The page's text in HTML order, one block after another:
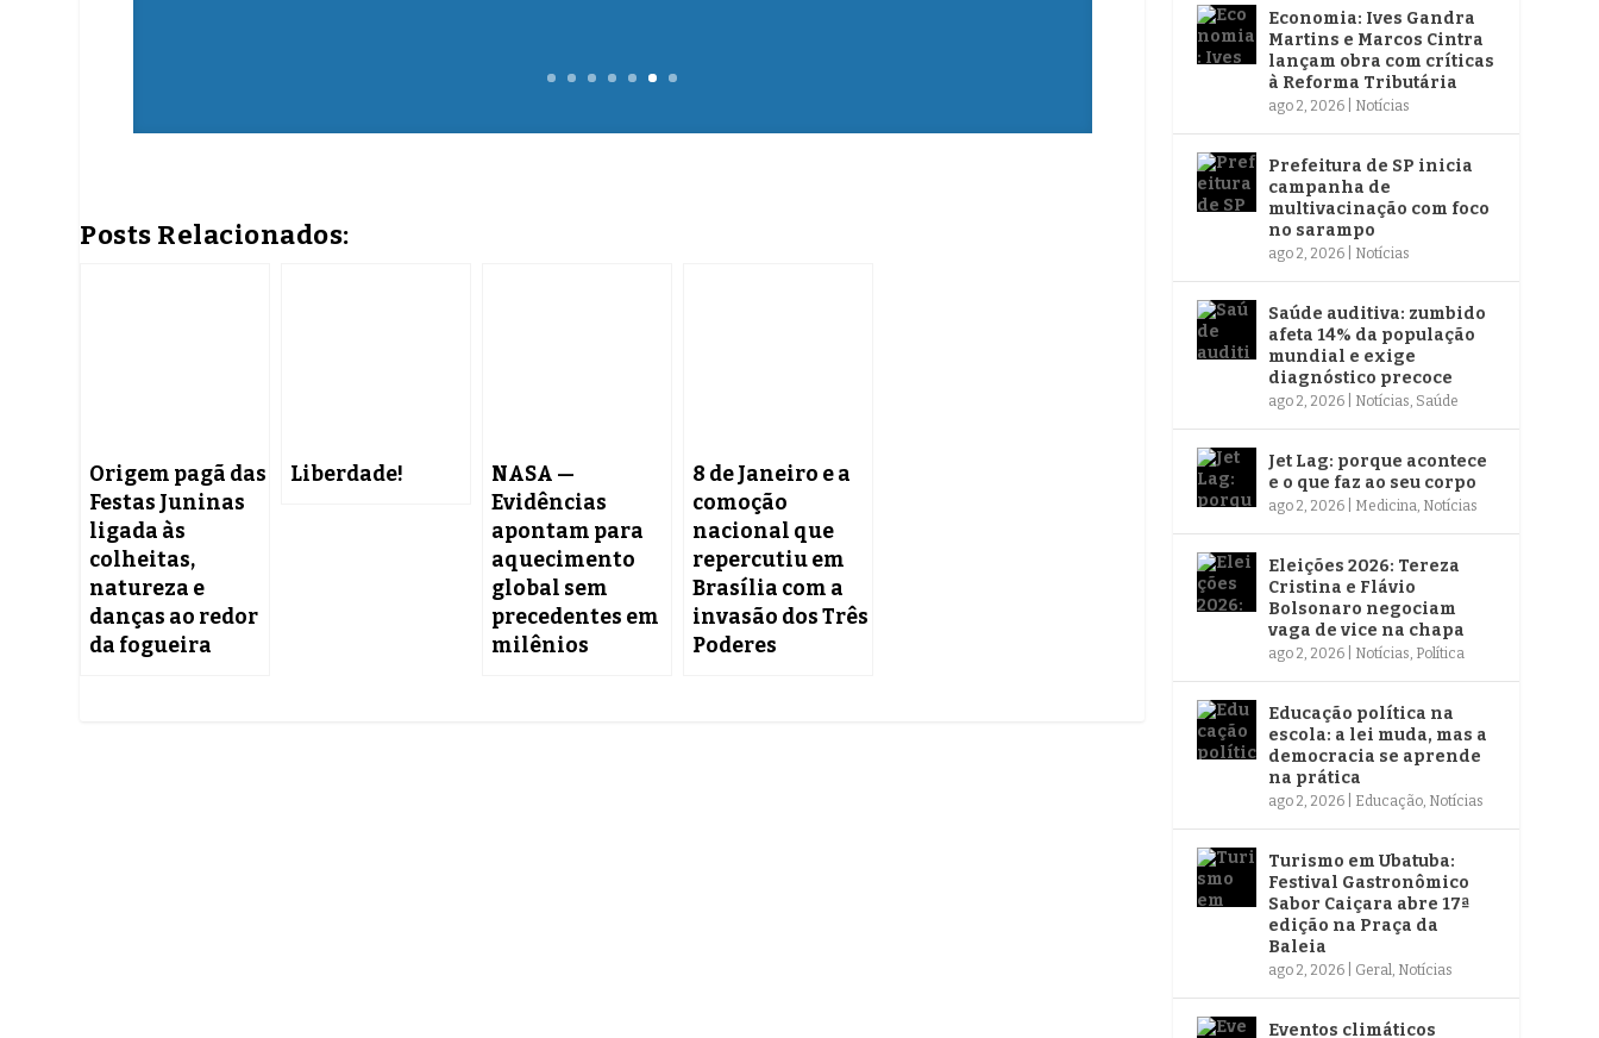
Posts Relacionados:
Origem pagã das
Festas Juninas
ligada às
colheitas,
natureza e
danças ao redor
da fogueira
Liberdade!
NASA —
Evidências
apontam para
aquecimento
global sem
precedentes em
milênios
8 de Janeiro e a
comoção
nacional que
repercutiu em
Brasília com a
invasão dos Três
Poderes
Economia: Ives Gandra
Martins e Marcos Cintra
lançam obra com críticas
à Reforma Tributária
ago 2, 2026 Notícias
Prefeitura de SP inicia
campanha de
multivacinação com foco
no sarampo
ago 2, 2026 Notícias
Saúde auditiva: zumbido
afeta 14% da população
mundial e exige
diagnóstico precoce
ago 2, 2026 Notícias, Saúde
Jet Lag: porque acontece
e o que faz ao seu corpo
ago 2, 2026 Medicina, Notícias
Eleições 2026: Tereza
Cristina e Flávio
Bolsonaro negociam
vaga de vice na chapa
ago 2, 2026 Notícias, Política
Educação política na
escola: a lei muda, mas a
democracia se aprende
na prática
ago 2, 2026 Educação, Notícias
Turismo em Ubatuba:
Festival Gastronômico
Sabor Caiçara abre 17ª
edição na Praça da
Baleia
ago 2, 2026 Geral, Notícias
Eventos climáticos